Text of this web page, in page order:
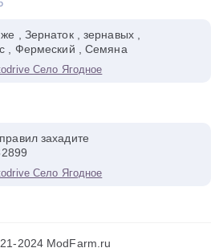
, Зернаток , зернавых ,
, Фермеский , Семяна
Село Ягодное
захадите
Село Ягодное
2024 ModFarm.ru